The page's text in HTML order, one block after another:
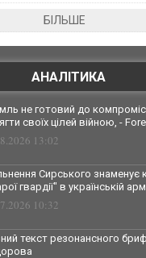
БІЛЬШЕ
АНАЛІТИКА
не готовий до
своїх цілей війною, -
13:02
Сирського знаменує
гвардії" в українській
10:32
текст резонансного